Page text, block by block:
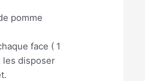
pomme
face ( 1
les disposer